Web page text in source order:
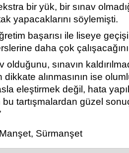
bir yük, bir sınav
yapacaklarını söylemişti.
başarısı ile liseye
daha çok
sınavın
dikkate alınmasının ise
eleştirmek değil, hata
bu tartışmalardan güzel
Manşet, Sürmanşet